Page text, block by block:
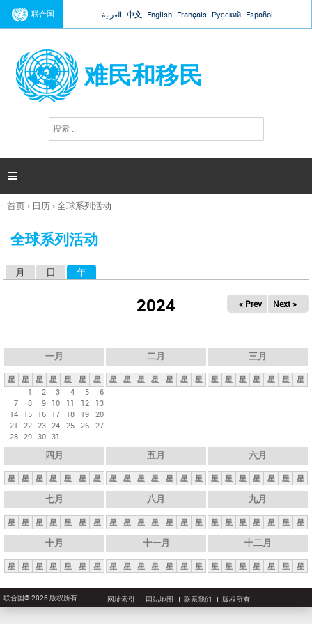
Jump to navigation
联合国 العربية 中文 English Français Русский Español
难民和移民
搜
索

你
这
首页› 日历›全球系列活动
全球系列活动
月 日 年
2024 « Prev Next »
一月
星 星 星 星 星 星
星
1
2 3 4 5
6
7
8 9 10 11 12
13
14 15 16 17 18 19 20
21
22 23 24 25 26 27
28 29 30 31
二月
星 星 星 星 星 星 星
三月
星 星 星 星 星 星 星
四月
星 星 星 星 星 星 星
五月
星 星 星 星 星 星 星
六月
星 星 星 星 星 星 星
七月
星 星 星 星 星 星 星
八月
星 星 星 星 星 星 星
九月
星 星 星 星 星 星 星
十月
星 星 星 星 星 星 星
十一月
星 星 星 星 星 星 星
十二月
星 星 星 星 星 星 星
联合国© 2026 版权所有 网址索引 网站地图 联系我们 版权所有